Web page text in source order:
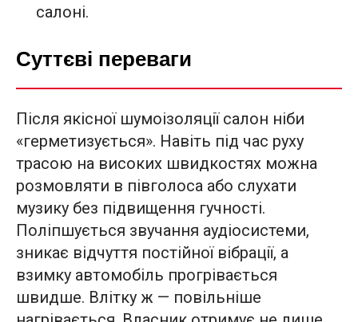
салоні.
Суттєві переваги
Після якісної шумоізоляції салон ніби
«герметизується». Навіть під час руху
трасою на високих швидкостях можна
розмовляти в півголоса або слухати
музику без підвищення гучності.
Поліпшується звучання аудіосистеми,
зникає відчуття постійної вібрації, а
взимку автомобіль прогрівається
швидше. Влітку ж — повільніше